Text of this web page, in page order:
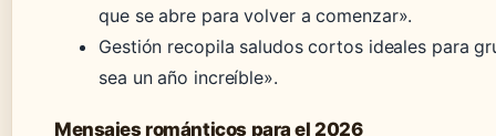
que se abre para volver a comenzar».
Gestión recopila saludos cortos ideales para
sea un año increíble».
Mensajes románticos para el 2026